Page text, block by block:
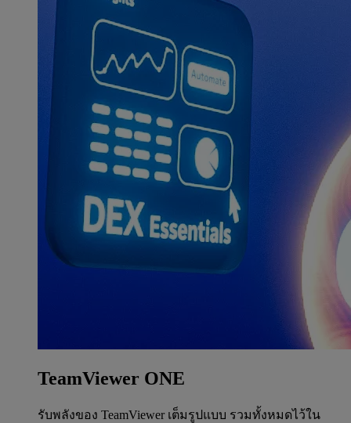
TeamViewer ONE
รับพลังของ TeamViewer เต็มรูปแบบ รวมทั้งหมดไว้ใน